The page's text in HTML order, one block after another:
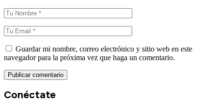
Guardar mi nombre, correo electrónico y sitio web en este
navegador para la próxima vez que haga un comentario.
Conéctate